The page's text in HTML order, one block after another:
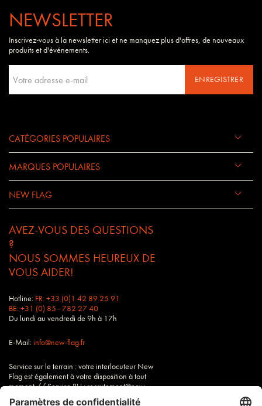
NEWSLETTER
Inscrivez-vous à la newsletter ici et ne manquez plus d'offres, de nouveaux
produits et d'événements.
ENREGISTRER
CATÉGORIES POPULAIRES
MARQUES POPULAIRES
NEW FLAG
AVEZ-VOUS DES QUESTIONS
?
NOUS SOMMES HEUREUX DE
VOUS AIDER!
Hotline: FR: +33 (0)1 42 89 25 91
BE: +31 (0) 85 - 782 27 40
Du lundi au vendredi de 9h à 17h
E-Mail:info@new-flag.fr
Service sur le terrain : votre interlocuteur New
Flag est également à votre disposition à tout
moment // Service RH : recrutement@new-
flag.fr